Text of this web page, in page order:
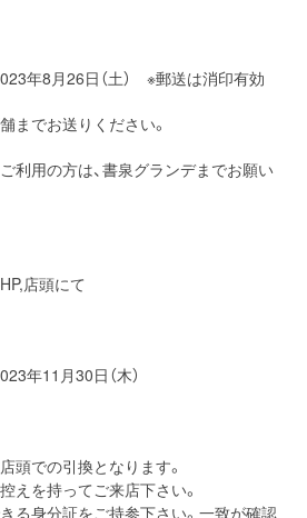
年8月26日（土） ※郵送は消印有効
までお送りください。
利用の方は、書泉グランデまでお願い
店頭にて
年11月30日（木）
頭での引換となります。
えを持ってご来店下さい。
る身分証をご持参下さい。一致が確認